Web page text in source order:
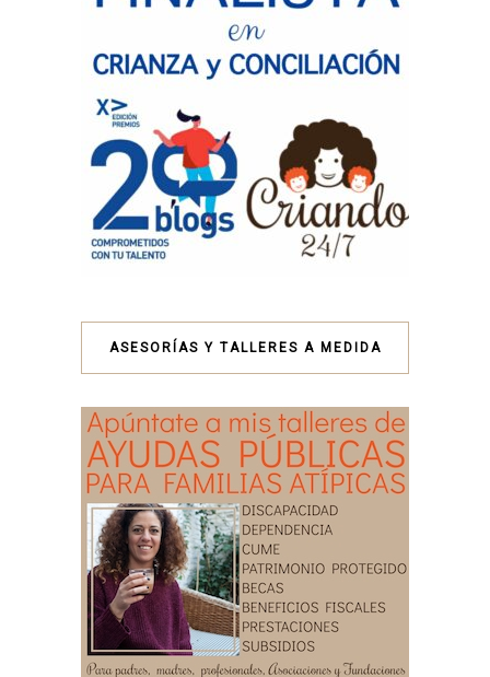
ASESORÍAS Y TALLERES A MEDIDA